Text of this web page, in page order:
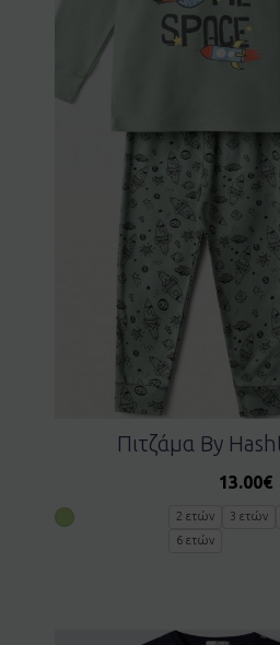
Πιτζάμα By
13.00€
2 ετών 3 ετών
6 ετών